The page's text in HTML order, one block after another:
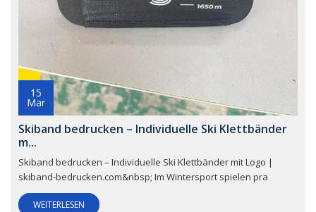
15
Mar
Skiband bedrucken – Individuelle Ski Klettbänder
m...
Skiband bedrucken – Individuelle Ski Klettbänder mit Logo |
skiband-bedrucken.com&nbsp; Im Wintersport spielen pra
WEITERLESEN